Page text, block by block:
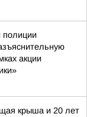
полиции
акции
крыша и 20 лет